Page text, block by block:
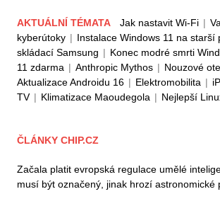
AKTUÁLNÍ TÉMATA Jak nastavit Wi-Fi |
kyberútoky | Instalace Windows 11 na starší
skládací Samsung | Konec modré smrti
11 zdarma | Anthropic Mythos | Nouzové
Aktualizace Androidu 16 | Elektromobilita |
TV | Klimatizace Maoudegola | Nejlepší
ČLÁNKY CHIP.CZ
Začala platit evropská regulace umělé
musí být označený, jinak hrozí astronomické